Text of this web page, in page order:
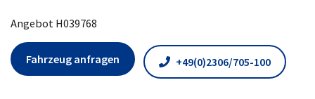
Angebot H039768
Fahrzeug anfragen +49(0)2306/705-100